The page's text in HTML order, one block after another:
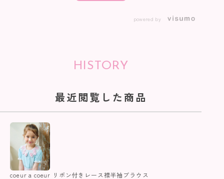
powered by
HISTORY
最近閲覧した商品
coeur a coeur リボン付きレース襟半袖ブラウス